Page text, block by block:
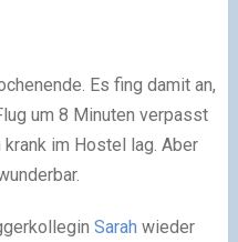
Es fing damit an,
um 8 Minuten verpasst
im Hostel lag. Aber
Sarah wieder